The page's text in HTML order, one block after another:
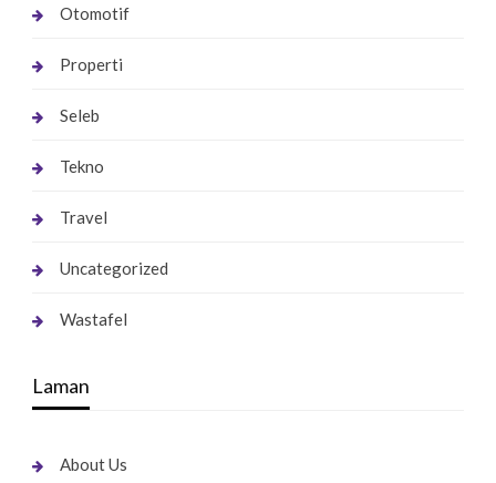
Otomotif
Properti
Seleb
Tekno
Travel
Uncategorized
Wastafel
Laman
About Us